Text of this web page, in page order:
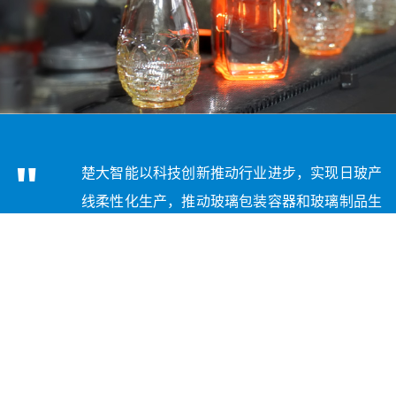
"
楚大智能以科技创新推动行业进步，实现日玻产
线柔性化生产，推动玻璃包装容器和玻璃制品生